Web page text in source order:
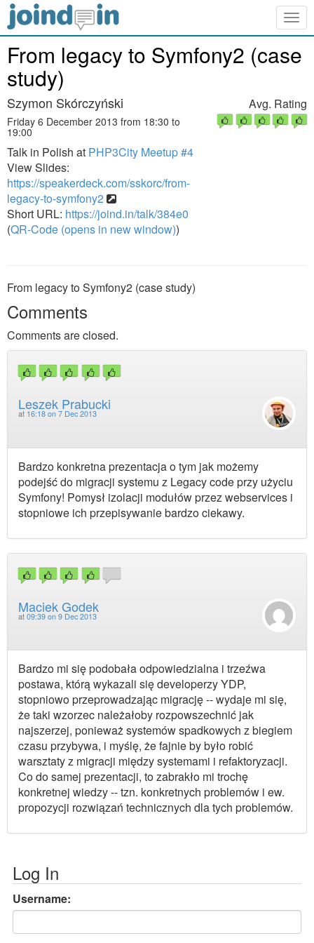
From legacy to Symfony2 (case
study)
Szymon Skórczyński
Friday 6 December 2013 from 18:30 to
19:00
Talk in Polish at PHP3City Meetup #4
View Slides:
https://speakerdeck.com/sskorc/from-
legacy-to-symfony2
Short URL: https://joind.in/talk/384e0
(QR-Code (opens in new window))
Avg. Rating
From legacy to Symfony2 (case study)
Comments
Comments are closed.
Leszek Prabucki
at 16:18 on 7 Dec 2013
Bardzo konkretna prezentacja o tym jak możemy
podejść do migracji systemu z Legacy code przy użyciu
Symfony! Pomysł izolacji modułów przez webservices i
stopniowe ich przepisywanie bardzo ciekawy.
Maciek Godek
at 09:39 on 9 Dec 2013
Bardzo mi się podobała odpowiedzialna i trzeźwa
postawa, którą wykazali się developerzy YDP,
stopniowo przeprowadzając migrację -- wydaje mi się,
że taki wzorzec należałoby rozpowszechnić jak
najszerzej, ponieważ systemów spadkowych z biegiem
czasu przybywa, i myślę, że fajnie by było robić
warsztaty z migracji między systemami i refaktoryzacji.
Co do samej prezentacji, to zabrakło mi trochę
konkretnej wiedzy -- tzn. konkretnych problemów i ew.
propozycji rozwiązań technicznych dla tych problemów.
Log In
Username: